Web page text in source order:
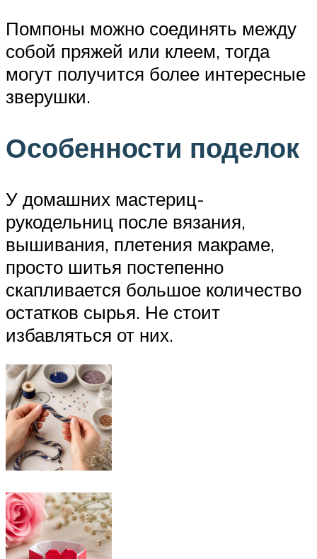
Помпоны можно соединять между
собой пряжей или клеем, тогда
могут получится более интересные
зверушки.
Особенности поделок
У домашних мастериц-
рукодельниц после вязания,
вышивания, плетения макраме,
просто шитья постепенно
скапливается большое количество
остатков сырья. Не стоит
избавляться от них.